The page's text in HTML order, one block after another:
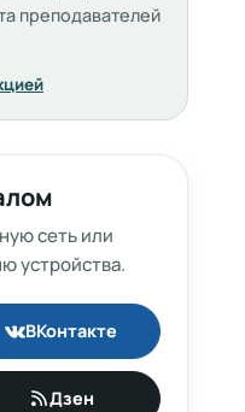
преподавателей
сеть или
устройства.
ВКонтакте
Дзен